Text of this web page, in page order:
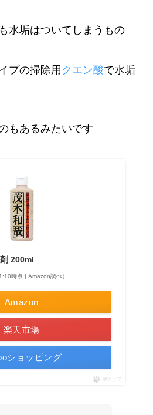
水垢はついてしまうもの
プの掃除用 クエン酸で水垢
もあるみたいです
200ml
時点 | Amazon調べ）
Amazon
楽天市場
ショッピング
ポチップ